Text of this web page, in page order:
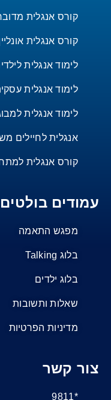
קורס אנגלית
קורס אנגלית
לימוד אנגלית
לימוד אנגלית
לימוד אנגלית
אנגלית לחיילים
קורס אנגלית
עמודים בולטים
מפגש התאמה
בלוג Talking
בלוג ילדים
שאלות ותשובות
מדיניות הפרטיות
צור קשר
*9811